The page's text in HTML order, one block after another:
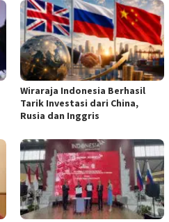
Wiraraja Indonesia Berhasil
Tarik Investasi dari China,
Rusia dan Inggris